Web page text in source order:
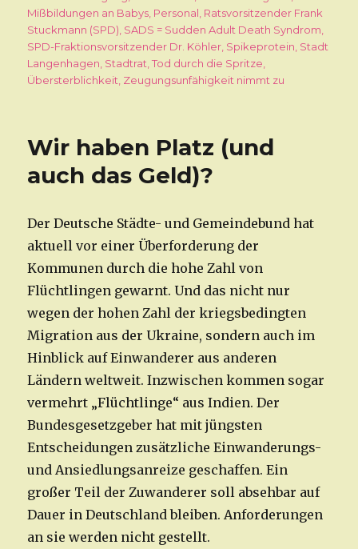
Mißbildungen an Babys Personal Ratsvorsitzender Frank
Stuckmann (SPD) SADS = Sudden Adult Death Syndrom
SPD-Fraktionsvorsitzender Dr. Köhler Spikeprotein Stadt
Langenhagen Stadtrat ,Tod durch die Spritze
Übersterblichkeit Zeugungsunfähigkeit nimmt zu
Wir haben Platz (und
auch das Geld)?
Der Deutsche Städte- und Gemeindebund hat
aktuell vor einer Überforderung der
Kommunen durch die hohe Zahl von
Flüchtlingen gewarnt. Und das nicht nur
wegen der hohen Zahl der kriegsbedingten
Migration aus der Ukraine, sondern auch im
Hinblick auf Einwanderer aus anderen
Ländern weltweit. Inzwischen kommen sogar
vermehrt „Flüchtlinge“ aus Indien. Der
Bundesgesetzgeber hat mit jüngsten
Entscheidungen zusätzliche Einwanderungs-
und Ansiedlungsanreize geschaffen. Ein
großer Teil der Zuwanderer soll absehbar auf
Dauer in Deutschland bleiben. Anforderungen
an sie werden nicht gestellt.